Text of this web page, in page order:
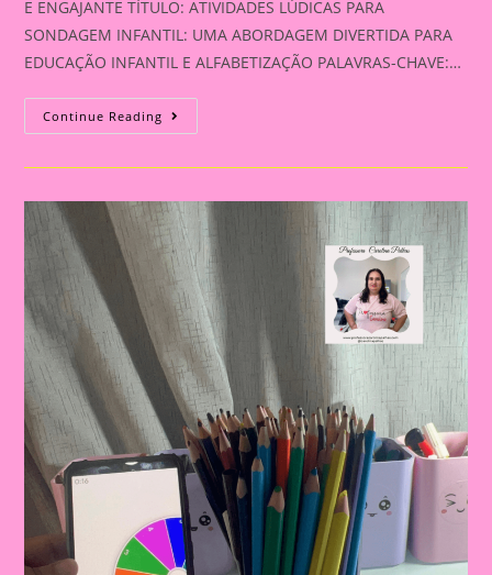
E ENGAJANTE TÍTULO: ATIVIDADES LÚDICAS PARA
SONDAGEM INFANTIL: UMA ABORDAGEM DIVERTIDA PARA
EDUCAÇÃO INFANTIL E ALFABETIZAÇÃO PALAVRAS-CHAVE:…
Continue Reading ATIVIDADES
LÚDICAS
SONDAGEM
TRANSFORMAR
A
AVALIAÇÃO
EM
UM
MOMENTO
DIVERTIDO
ENGAJANTE